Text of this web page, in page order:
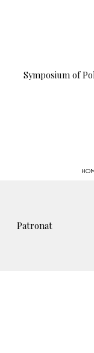
Symposium of
Patronat